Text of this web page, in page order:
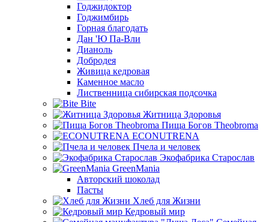
Годжидоктор
Годжимбирь
Горная благодать
Дан 'Ю Па-Вли
Дианоль
Добродея
Живица кедровая
Каменное масло
Лиственница сибирская подсочка
Bite
Житница Здоровья
Пища Богов Theobroma
ECONUTRENA
Пчела и человек
Экофабрика Старослав
GreenMania
Авторский шоколад
Пасты
Хлеб для Жизни
Кедровый мир